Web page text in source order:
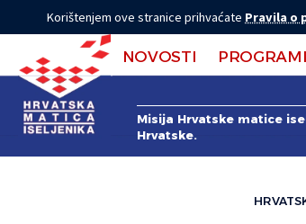
Korištenjem ove stranice prihvaćate Pravila o
NOVOSTI PROGRAMI
Misija Hrvatske matice
Hrvatske.